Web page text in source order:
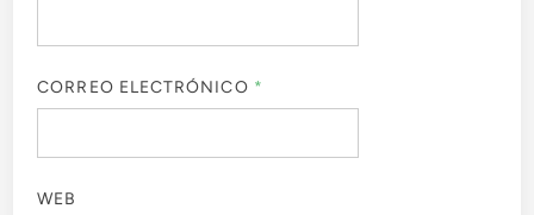
CORREO ELECTRÓNICO *
WEB